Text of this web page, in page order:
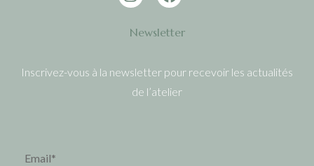
Newsletter
Inscrivez-vous à la newsletter pour recevoir les actualités
de l’atelier
Email*